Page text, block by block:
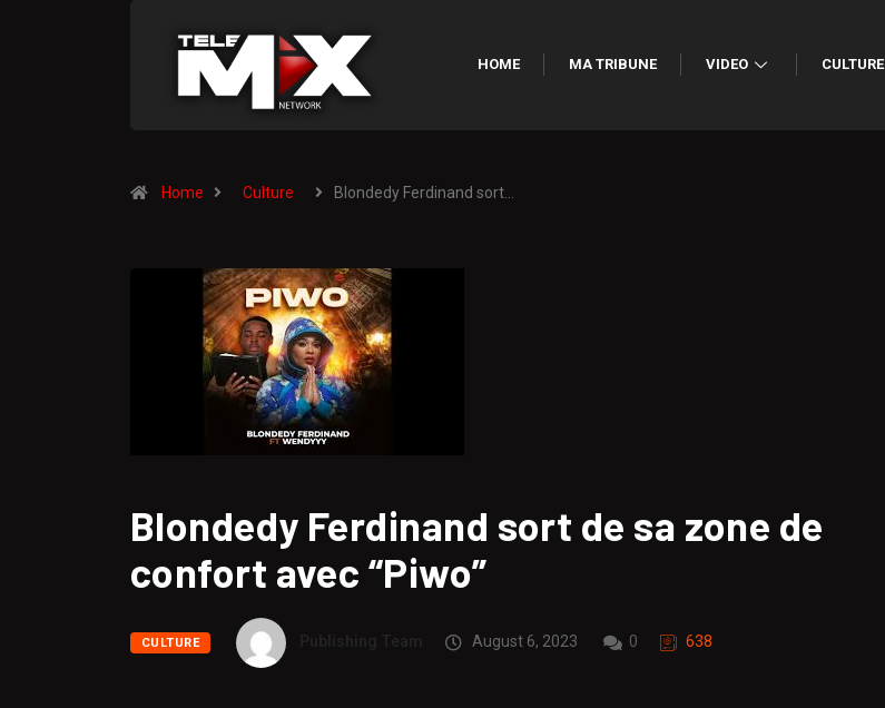
HOME MA TRIBUNE VIDEO CULTURE
Home Culture Blondedy Ferdinand sort…
Blondedy Ferdinand sort de sa zone de
confort avec “Piwo”
CULTURE August 6, 2023 0 638